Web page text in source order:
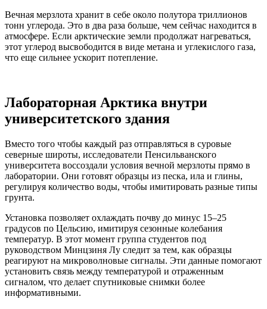
Вечная мерзлота хранит в себе около полутора триллионов
тонн углерода. Это в два раза больше, чем сейчас находится в
атмосфере. Если арктические земли продолжат нагреваться,
этот углерод высвободится в виде метана и углекислого газа,
что еще сильнее ускорит потепление.
Лабораторная Арктика внутри
университетского здания
Вместо того чтобы каждый раз отправляться в суровые
северные широты, исследователи Пенсильванского
университета воссоздали условия вечной мерзлоты прямо в
лаборатории. Они готовят образцы из песка, ила и глины,
регулируя количество воды, чтобы имитировать разные типы
грунта.
Установка позволяет охлаждать почву до минус 15–25
градусов по Цельсию, имитируя сезонные колебания
температур. В этот момент группа студентов под
руководством Минцзиня Лу следит за тем, как образцы
реагируют на микроволновые сигналы. Эти данные помогают
установить связь между температурой и отраженным
сигналом, что делает спутниковые снимки более
информативными.